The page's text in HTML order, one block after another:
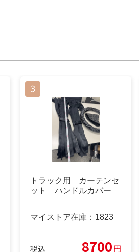
トラック用 カーテンセ
ット ハンドルカバー
マイストア在庫： 1823
税込 8700円